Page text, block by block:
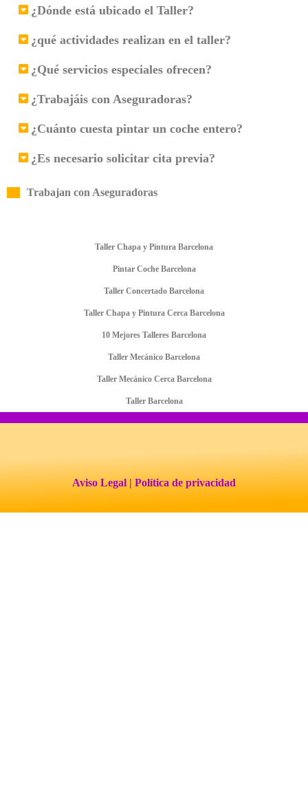
¿Dónde está ubicado el Taller?
¿qué actividades realizan en el taller?
¿Qué servicios especiales ofrecen?
¿Trabajáis con Aseguradoras?
¿Cuánto cuesta pintar un coche entero?
¿Es necesario solicitar cita previa?
Trabajan con Aseguradoras
Taller Chapa y Pintura Barcelona
Pintar Coche Barcelona
Taller Concertado Barcelona
Taller Chapa y Pintura Cerca Barcelona
10 Mejores Talleres Barcelona
Taller Mecánico Barcelona
Taller Mecánico Cerca Barcelona
Taller Barcelona
Aviso Legal | Política de privacidad